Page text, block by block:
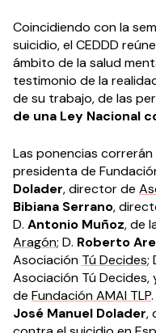
Coincidiendo con la
suicidio, el CEDDD
ámbito de la salud
testimonio de la
de su trabajo, de las
de una Ley Nacional
Las ponencias correrán
presidenta de
Dolader, director de
Bibiana Serrano,
D. Antonio Muñoz, de
Aragón; D. Roberto
Asociación Tú Decides;
Asociación Tú
de Fundación AMAI TLP
José Manuel Dolader,